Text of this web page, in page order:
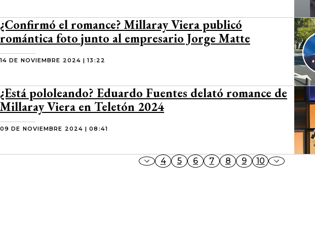
¿Confirmó el romance? Millaray Viera publicó
romántica foto junto al empresario Jorge Matte
14 DE NOVIEMBRE 2024 | 13:22
¿Está pololeando? Eduardo Fuentes delató romance de
Millaray Viera en Teletón 2024
09 DE NOVIEMBRE 2024 | 08:41
4 5 6 7 8 9 10